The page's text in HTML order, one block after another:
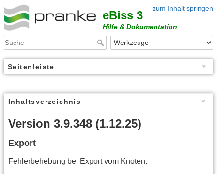
zum Inhalt springen
eBiss 3
Hilfe & Dokumentation
Seitenleiste
Inhaltsverzeichnis
Version 3.9.348 (1.12.25)
Export
Fehlerbehebung bei Export vom Knoten.